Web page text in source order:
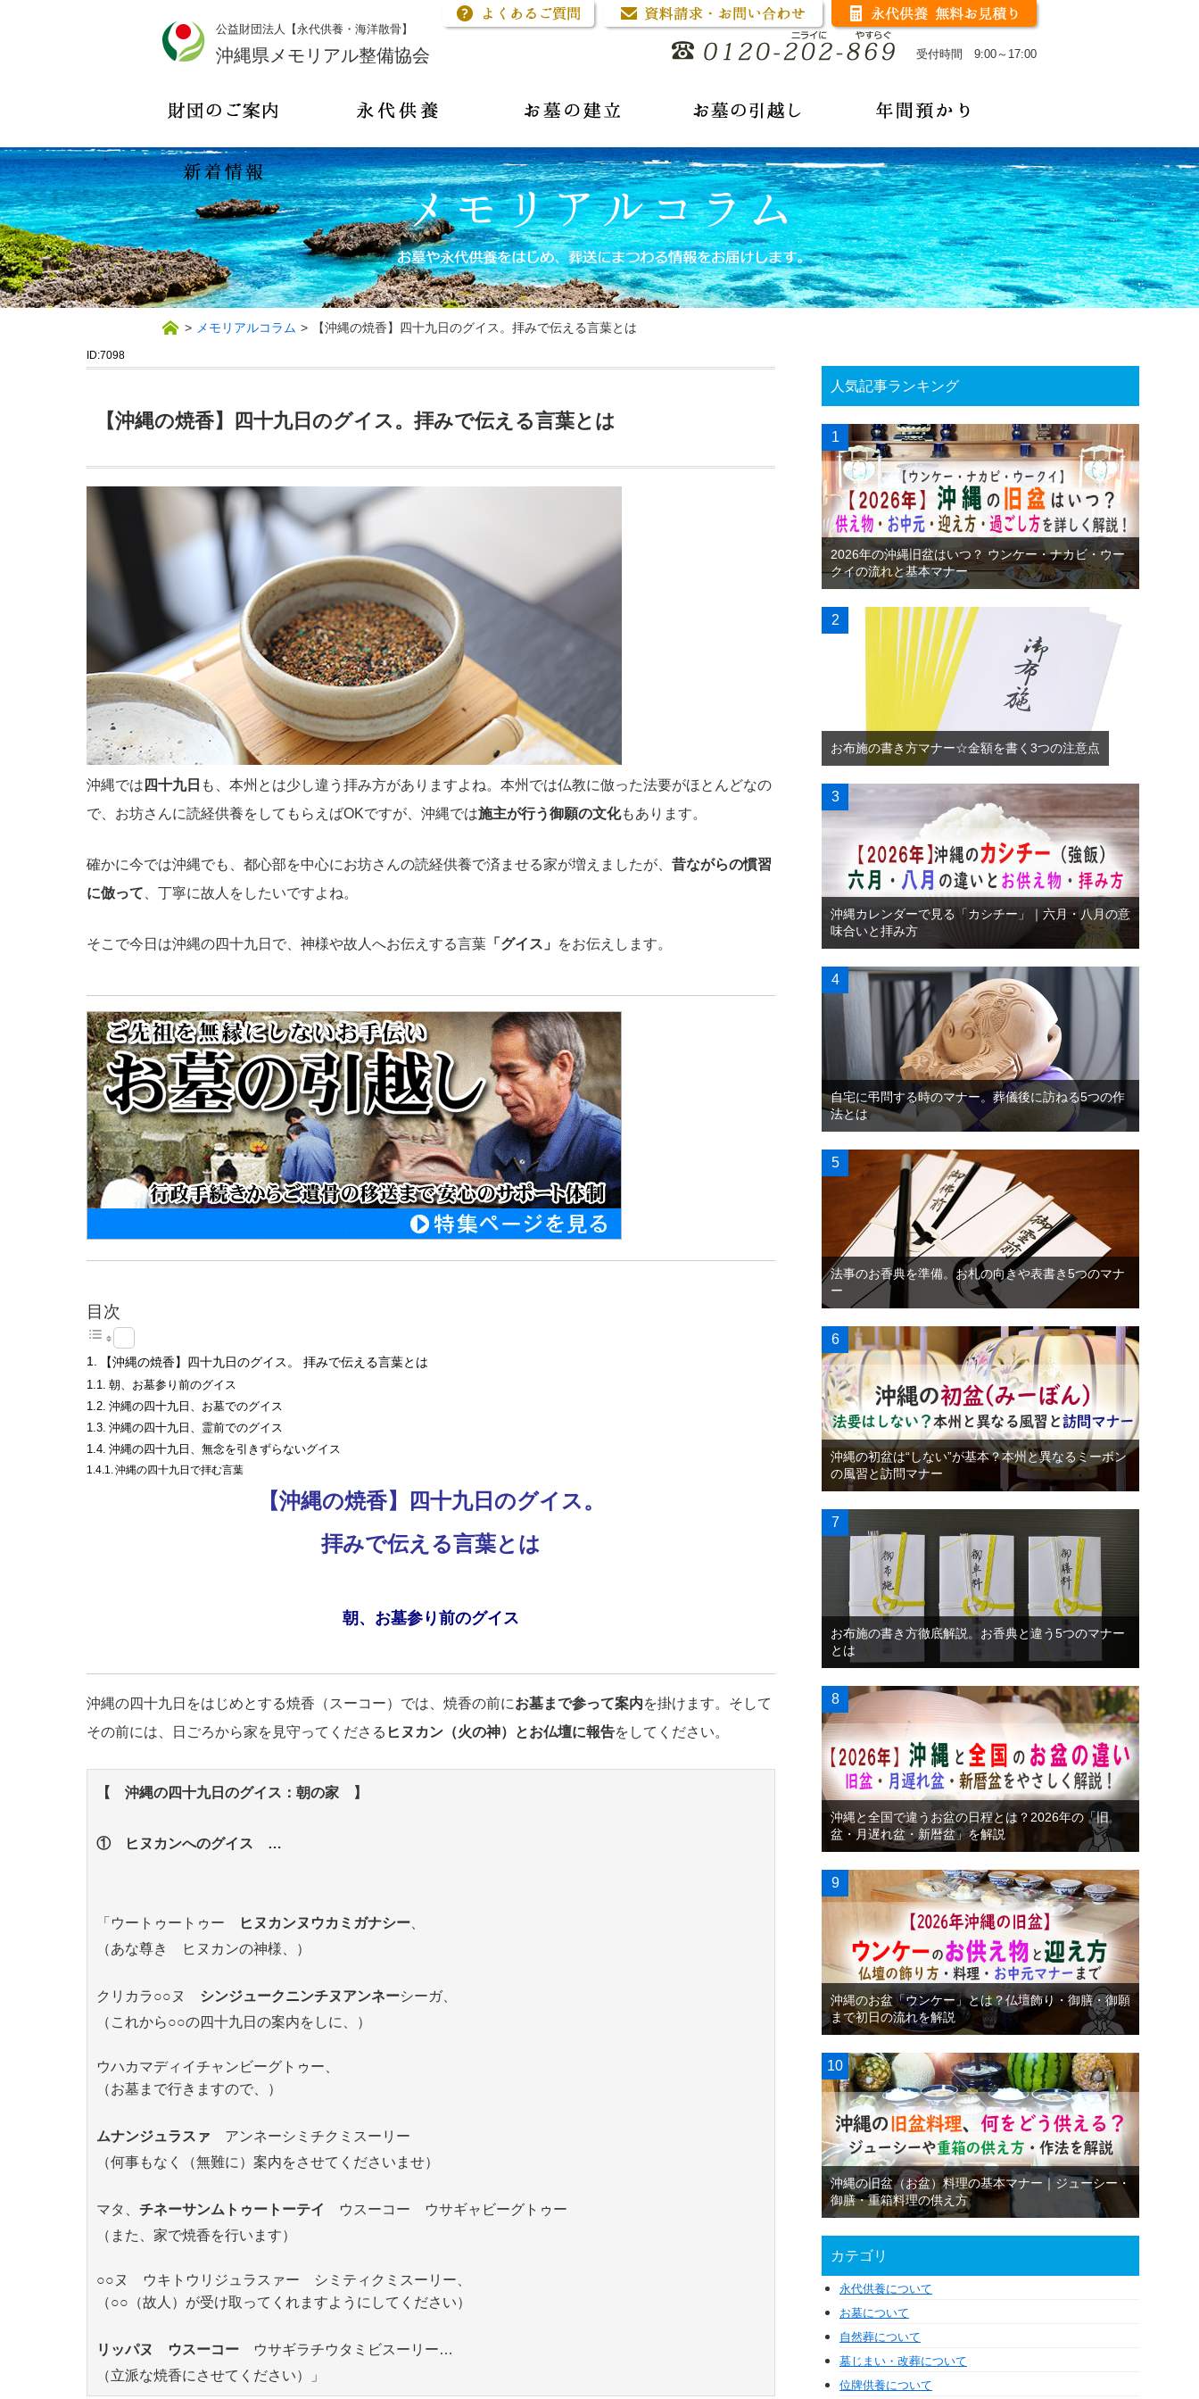
公益財団法人【永代供養・海洋散骨】
沖縄県メモリアル整備協会 受付時間 9:00～17:00
> メモリアルコラム > 【沖縄の焼香】四十九日のグイス。拝みで伝える言葉とは
ID:7098
【沖縄の焼香】四十九日のグイス。拝みで伝える言葉とは
沖縄では 四十九日 も、本州とは少し違う拝み方がありますよね。本州では仏教に倣った法要がほとんどなの
で、お坊さんに読経供養をしてもらえばOKですが、沖縄では施主が行う御願の文化もあります。
確かに今では沖縄でも、都心部を中心にお坊さんの読経供養で済ませる家が増えましたが、 昔ながらの慣習
に倣って 、丁寧に故人をしたいですよね。
そこで今日は沖縄の四十九日で、神様や故人へお伝えする言葉 「グイス」 をお伝えします。
目次
【沖縄の焼香】四十九日のグイス。 拝みで伝える言葉とは
朝、お墓参り前のグイス
沖縄の四十九日、お墓でのグイス
沖縄の四十九日、霊前でのグイス
沖縄の四十九日、無念を引きずらないグイス
沖縄の四十九日で拝む言葉
【沖縄の焼香】四十九日のグイス。
拝みで伝える言葉とは
朝、お墓参り前のグイス
沖縄の四十九日をはじめとする焼香（スーコー）では、焼香の前にお墓まで参って案内を掛けます。そして
その前には、日ごろから家を見守ってくださる ヒヌカン（火の神）とお仏壇に報告をしてください。
【 沖縄の四十九日のグイス：朝の家 】
① ヒヌカンへのグイス …
「ウートゥートゥー ヒヌカンヌウカミガナシー
（あな尊き ヒヌカンの神様、）
クリカラ○○ヌ シンジュークニンチヌアンネーシーガ、
（これから○○の四十九日の案内をしに、）
ウハカマディイチャンビーグトゥー、
（お墓まで行きますので、）
ムナンジュラスァ アンネーシミチクミスーリー
（何事もなく（無難に）案内をさせてくださいませ）
マタ、 チネーサンムトゥートーテイ
ウスーコー ウサギャビーグトゥー
（また、家で焼香を行います）
○○ヌ ウキトウリジュラスァー シミティクミスーリー、
（○○（故人）が受け取ってくれますようにしてください）
リッパヌ ウスーコー ウサギラチウタミビスーリー…
（立派な焼香にさせてください）」
人気記事ランキング
2026年の沖縄旧盆はいつ？ ウンケー・ナカビ・ウー
クイの流れと基本マナー
お布施の書き方マナー☆金額を書く3つの注意点
沖縄カレンダーで見る「カシチー」｜六月・八月の意
味合いと拝み方
自宅に弔問する時のマナー。葬儀後に訪ねる5つの作
法とは
法事のお香典を準備。お札の向きや表書き5つのマナ
ー
沖縄の初盆は“しない”が基本？本州と異なるミーボン
の風習と訪問マナー
お布施の書き方徹底解説。お香典と違う5つのマナー
とは
沖縄と全国で違うお盆の日程とは？2026年の「旧
盆・月遅れ盆・新暦盆」を解説
沖縄のお盆「ウンケー」とは？仏壇飾り・御膳・御願
まで初日の流れを解説
沖縄の旧盆（お盆）料理の基本マナー｜ジューシー・
御膳・重箱料理の供え方
カテゴリ
永代供養について
お墓について
自然葬について
墓じまい・改葬について
位牌供養について